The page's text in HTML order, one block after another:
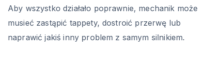
Aby wszystko działało poprawnie, mechanik może
musieć zastąpić tappety, dostroić przerwę lub
naprawić jakiś inny problem z samym silnikiem.